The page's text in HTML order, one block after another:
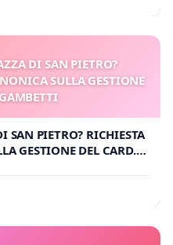
DI SAN PIETRO?
SULLA GESTIONE
SAN PIETRO? RICHIESTA
GESTIONE DEL CARD.